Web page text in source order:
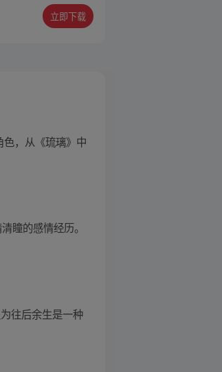
立即下载
，从《琉璃》中
瞳的感情经历。
往后余生是一种